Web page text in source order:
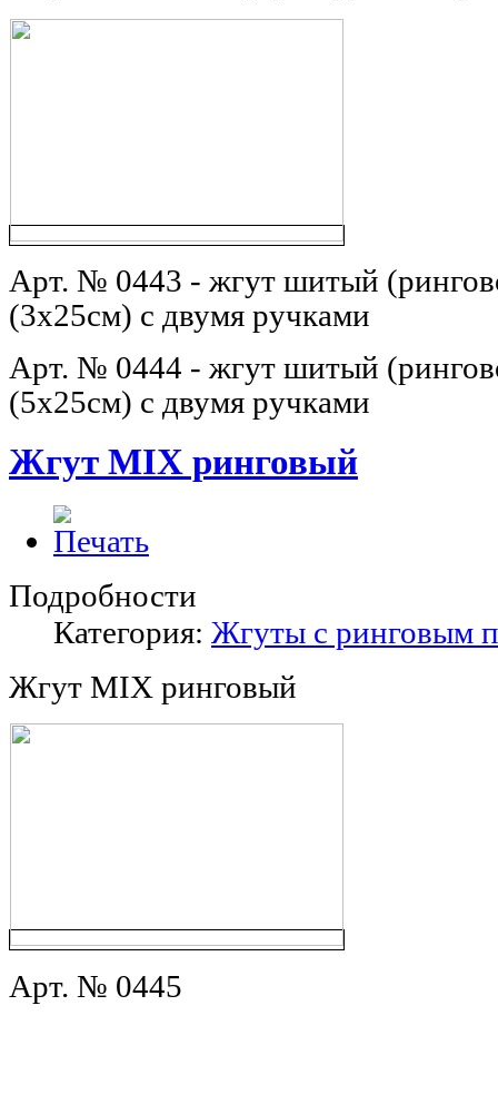
Арт. № 0443 - жгут шитый
(3х25см) с двумя ручками
Арт. № 0444 - жгут шитый
(5х25см) с двумя ручками
Жгут MIX ринговый
Подробности
Категория: Жгуты с ринговым
Жгут MIX ринговый
Арт. № 0445